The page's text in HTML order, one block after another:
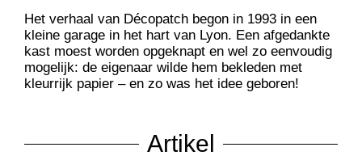
Het verhaal van Décopatch begon in 1993 in een
kleine garage in het hart van Lyon. Een afgedankte
kast moest worden opgeknapt en wel zo eenvoudig
mogelijk: de eigenaar wilde hem bekleden met
kleurrijk papier – en zo was het idee geboren!
Artikel